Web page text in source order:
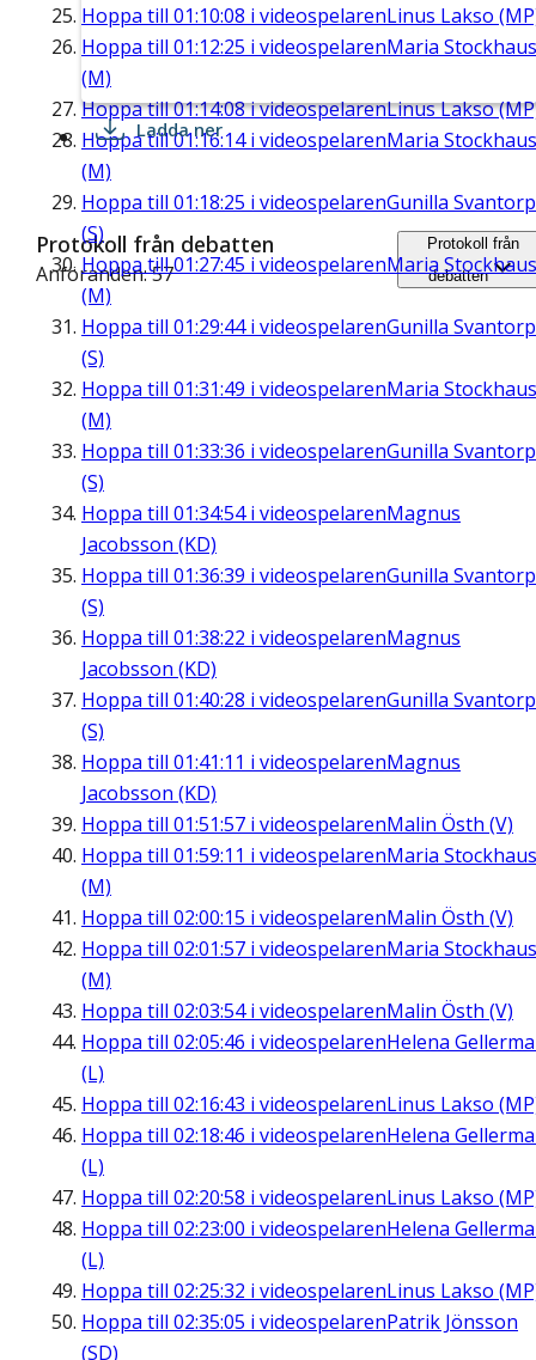
Hoppa till 01:10:08 i videospelarenLinus Lakso
Hoppa till 01:12:25 i videospelarenMaria Stockhaus
(M)
Hoppa till01:14:08i videospelarenLinus Lakso
Hoppa till01:16:14i videospelarenMaria Stockhaus
(M)
Hoppa till 01:18:25 i videospelarenGunilla Svantorp
(S)
Hoppa till01:27:45 i videospelarenMaria Stockhaus
(M)
Hoppa till 01:29:44i videospelarenGunilla Svantorp
(S)
Hoppa till 01:31:49 i videospelarenMaria Stockhaus
(M)
Hoppa till 01:33:36 i videospelarenGunilla Svantorp
(S)
Hoppa till 01:34:54i videospelarenMagnus
Jacobsson (KD)
Hoppa till 01:36:39 i videospelarenGunilla Svantorp
(S)
Hoppa till 01:38:22 i videospelarenMagnus
Jacobsson (KD)
Hoppa till 01:40:28 i videospelarenGunilla Svantorp
(S)
Hoppa till 01:41:11 i videospelarenMagnus
Jacobsson (KD)
Hoppa till 01:51:57 i videospelarenMalin Östh (V)
Hoppa till 01:59:11 i videospelarenMaria Stockhaus
(M)
Hoppa till 02:00:15 i videospelarenMalin Östh (V)
Hoppa till 02:01:57 i videospelarenMaria Stockhaus
(M)
Hoppa till 02:03:54i videospelarenMalin Östh (V)
Hoppa till 02:05:46 i videospelarenHelena
(L)
Hoppa till 02:16:43 i videospelarenLinus Lakso
Hoppa till 02:18:46 i videospelarenHelena
(L)
Hoppa till 02:20:58 i videospelarenLinus Lakso
Hoppa till 02:23:00 i videospelarenHelena
(L)
Hoppa till 02:25:32 i videospelarenLinus Lakso
Hoppa till 02:35:05 i videospelarenPatrik Jönsson
(SD)
Ladda ner
Protokoll från debatten
Anföranden: 57
Protokoll från
debatten